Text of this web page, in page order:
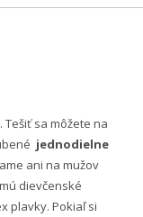
Tešiť sa môžete na
jednodielne
ani na mužov
dievčenské
plavky. Pokiaľ si